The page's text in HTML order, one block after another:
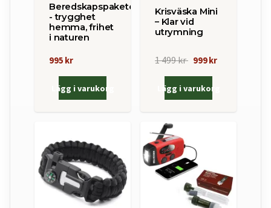
Beredskapspaketet
- trygghet
hemma, frihet
i naturen
995 kr
Lägg i varukorg
Krisväska Mini
– Klar vid
utrymning
1 499 kr 999 kr
Lägg i varukorg